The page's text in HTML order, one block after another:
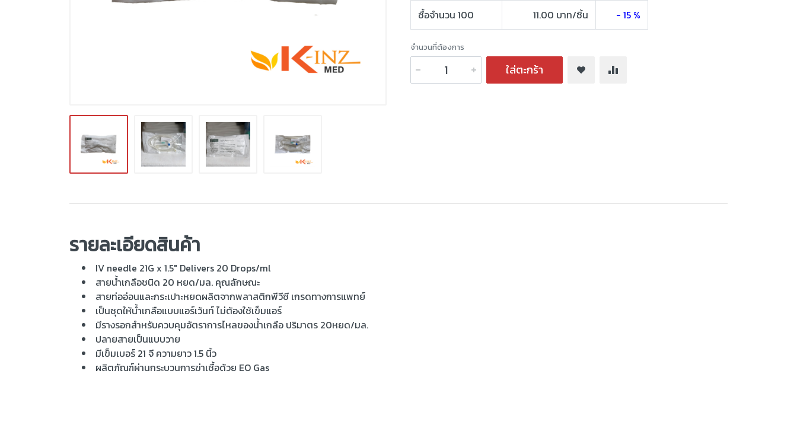
ซื้อจำนวน 100 11.00 บาท/ชิ้น - 15 %
จำนวนที่ต้องการ
ใส่ตะกร้า
รายละเอียดสินค้า
IV needle 21G x 1.5" Delivers 20 Drops/ml
สายน้ำเกลือชนิด 20 หยด/มล. คุณลักษณะ
สายท่ออ่อนและกระเปาะหยดผลิตจากพลาสติกพีวีซี เกรดทางการแพทย์
เป็นชุดให้น้ำเกลือแบบแอร์เว้นท์ ไม่ต้องใช้เข็มแอร์
มีรางรอกสำหรับควบคุมอัตราการไหลของน้ำเกลือ ปริมาตร 20หยด/มล.
ปลายสายเป็นแบบวาย
มีเข็มเบอร์ 21 จี ความยาว 1.5 นิ้ว
ผลิตภัณฑ์ผ่านกระบวนการฆ่าเชื้อด้วย EO Gas